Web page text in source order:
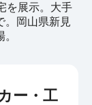
を展示。大手
。岡山県新見
ー・工